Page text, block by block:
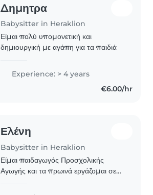
Δημητρα
Babysitter in Heraklion
Είμαι πολύ υπομονετική και
δημιουργική με αγάπη για τα παιδιά
Experience: > 4 years
€6.00/hr
Ελένη
Babysitter in Heraklion
Είμαι παιδαγωγός Προσχολικής
Αγωγής και τα πρωινά εργάζομαι σε
χρόνια. Αγαπώ τα παιδιά και μου